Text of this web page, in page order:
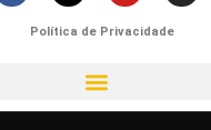
Política de Privacidade